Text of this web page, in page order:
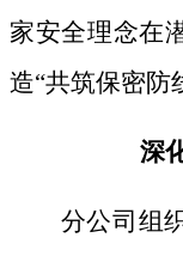
家安全理念在
造“共筑保密防
深
分公司组